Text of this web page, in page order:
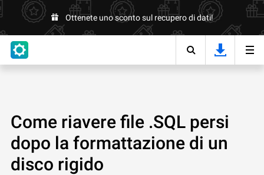
Ottenete uno sconto sul recupero di dati!
Come riavere file .SQL persi
dopo la formattazione di un
disco rigido